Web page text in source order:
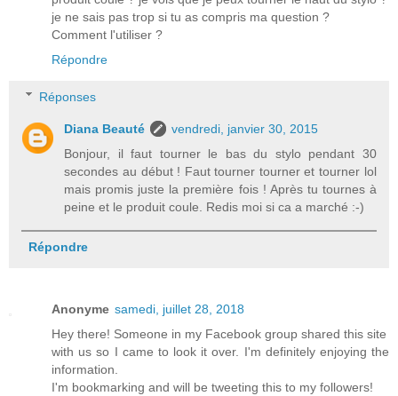
je ne sais pas trop si tu as compris ma question ?
Comment l'utiliser ?
Répondre
Réponses
Diana Beauté
vendredi, janvier 30, 2015
Bonjour, il faut tourner le bas du stylo pendant 30
secondes au début ! Faut tourner tourner et tourner lol
mais promis juste la première fois ! Après tu tournes à
peine et le produit coule. Redis moi si ca a marché :-)
Répondre
Anonyme samedi, juillet 28, 2018
Hey there! Someone in my Facebook group shared this site
with us so I came to look it over. I'm definitely enjoying the
information.
I'm bookmarking and will be tweeting this to my followers!